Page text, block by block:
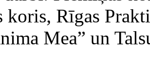
koris, Rīgas
Mea” un